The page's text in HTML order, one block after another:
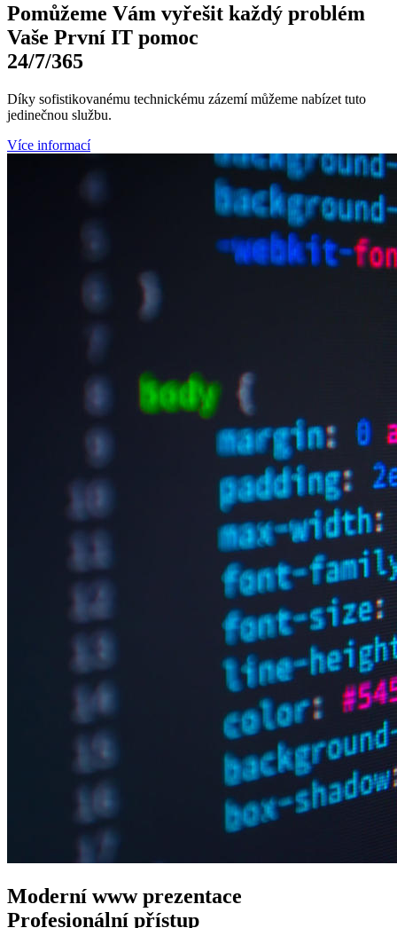
Pomůžeme Vám vyřešit každý problém
Vaše První IT pomoc
24/7/365
Díky sofistikovanému technickému zázemí můžeme nabízet tuto
jedinečnou službu.
Více informací
Moderní wwwprezentace
Profesionální přístup